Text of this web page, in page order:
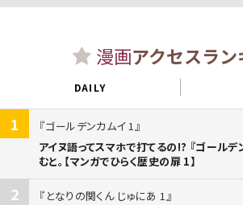
漫画アクセスラ
DAILY
1
ゴールデンカムイ 1
アイヌ語ってスマホで打てるの!? 『ゴール
むと。【マンガでひらく歴史の扉 1】
2
となりの関くん じゅにあ 1